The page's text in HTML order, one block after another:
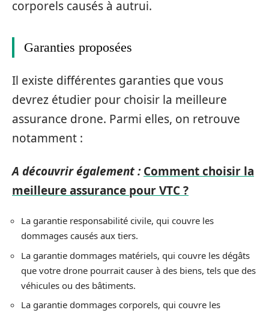
corporels causés à autrui.
Garanties proposées
Il existe différentes garanties que vous
devrez étudier pour choisir la meilleure
assurance drone. Parmi elles, on retrouve
notamment :
A découvrir également : Comment choisir la
meilleure assurance pour VTC ?
La garantie responsabilité civile, qui couvre les
dommages causés aux tiers.
La garantie dommages matériels, qui couvre les dégâts
que votre drone pourrait causer à des biens, tels que des
véhicules ou des bâtiments.
La garantie dommages corporels, qui couvre les